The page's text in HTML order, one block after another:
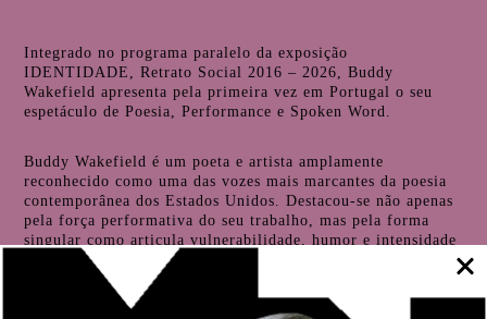
Integrado no programa paralelo da exposição
IDENTIDADE, Retrato Social 2016 – 2026, Buddy
Wakefield apresenta pela primeira vez em Portugal o seu
espetáculo de Poesia, Performance e Spoken Word.
Buddy Wakefield é um poeta e artista amplamente
reconhecido como uma das vozes mais marcantes da poesia
contemporânea dos Estados Unidos. Destacou-se não apenas
pela força performativa do seu trabalho, mas pela forma
singular como articula vulnerabilidade, humor e intensidade
emocional.
A obra de Wakefield situa-se num território híbrido entre a
performance e a literatura, onde o poema não se limita à